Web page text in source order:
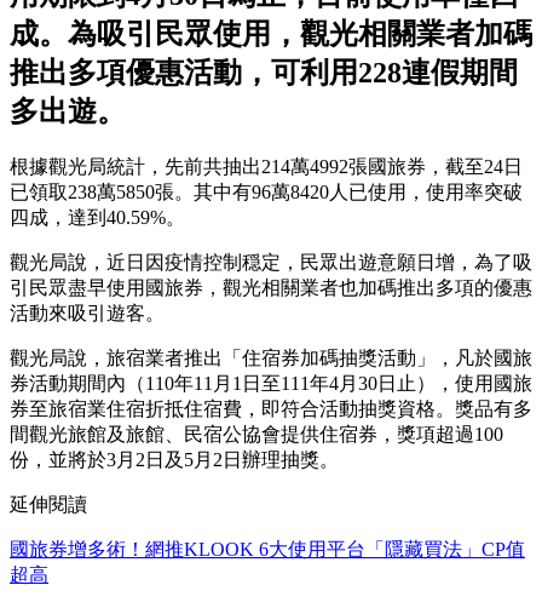
成。為吸引民眾使用，觀光相關業者加碼
推出多項優惠活動，可利用228連假期間
多出遊。
根據觀光局統計，先前共抽出214萬4992張國旅券，截至24日
已領取238萬5850張。其中有96萬8420人已使用，使用率突破
四成，達到40.59%。
觀光局說，近日因疫情控制穏定，民眾出遊意願日增，為了吸
引民眾盡早使用國旅券，觀光相關業者也加碼推出多項的優惠
活動來吸引遊客。
觀光局說，旅宿業者推出「住宿券加碼抽獎活動」，凡於國旅
券活動期間內（110年11月1日至111年4月30日止），使用國旅
券至旅宿業住宿折抵住宿費，即符合活動抽獎資格。獎品有多
間觀光旅館及旅館、民宿公協會提供住宿券，獎項超過100
份，並將於3月2日及5月2日辦理抽獎。
延伸閱讀
國旅券增多術！網推KLOOK 6大使用平台「隱藏買法」CP值
超高